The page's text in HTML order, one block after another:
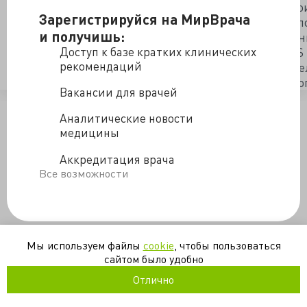
Зарегистрируйся на МирВрача
и получишь:
Доступ к базе кратких клинических
рекомендаций
Вакансии для врачей
Аналитические новости
медицины
Аккредитация врача
Все возможности
печаталось там же, вплоть до января 2006 года.
немедленно завоевало огромную популярность в
своего появления оно завоевало приз в разделе
Japan Media Arts Festival. В 2003 году телеканал
произведению,телесериал из 11 частей, который
получил высокую оценку зрителей. Желаем
Мы используем файлы cookie , чтобы пользоваться
сайтом было удобно
Отлично